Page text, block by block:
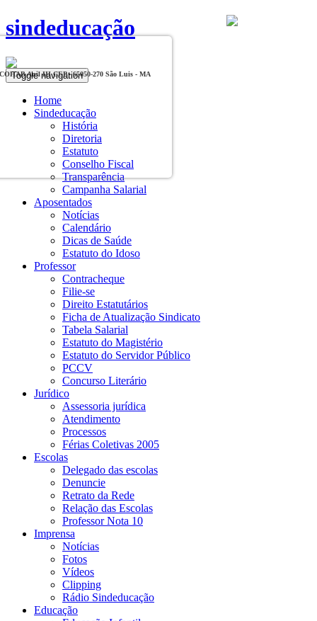
sindeducação
Toggle navigation
Home
Sindeducação
História
Diretoria
Estatuto
Conselho Fiscal
Transparência
Campanha Salarial
Aposentados
Notícias
Calendário
Dicas de Saúde
Estatuto do Idoso
Professor
Contracheque
Filie-se
Direito Estatutários
Ficha de Atualização Sindicato
Tabela Salarial
Estatuto do Magistério
Estatuto do Servidor Público
PCCV
Concurso Literário
Jurídico
Assessoria jurídica
Atendimento
Processos
Férias Coletivas 2005
Escolas
Delegado das escolas
Denuncie
Retrato da Rede
Relação das Escolas
Professor Nota 10
Imprensa
Notícias
Fotos
Vídeos
Clipping
Rádio Sindeducação
Educação
COHAB Anil III CEP - 65050-270 São Luis - MA